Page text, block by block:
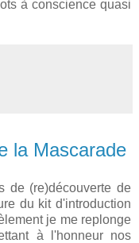
à conscience quasi
la Mascarade
de (re)découverte de
du kit d'introduction
je me replonge
à l'honneur nos